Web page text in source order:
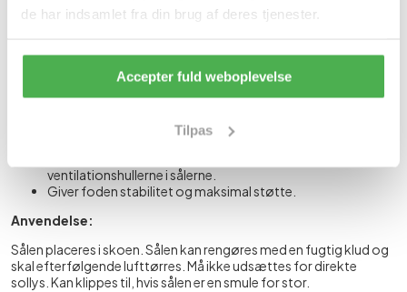
de har indsamlet fra din brug af deres tjenester.
Accepter fuld weboplevelse
Tilpas
Såler i blød silikone er designet til lindring af ømme fødder ved
foden og absorberer stød og tryk.
Beskytter mod stød ved gang og løb.
Lindrer smerter ved nedsunken forfod og hælspore.
ventilationshullerne i sålerne.
Giver foden stabilitet og maksimal støtte.
Anvendelse:
Sålen placeres i skoen. Sålen kan rengøres med en fugtig klud og
skal efterfølgende lufttørres. Må ikke udsættes for direkte
sollys. Kan klippes til, hvis sålen er en smule for stor.